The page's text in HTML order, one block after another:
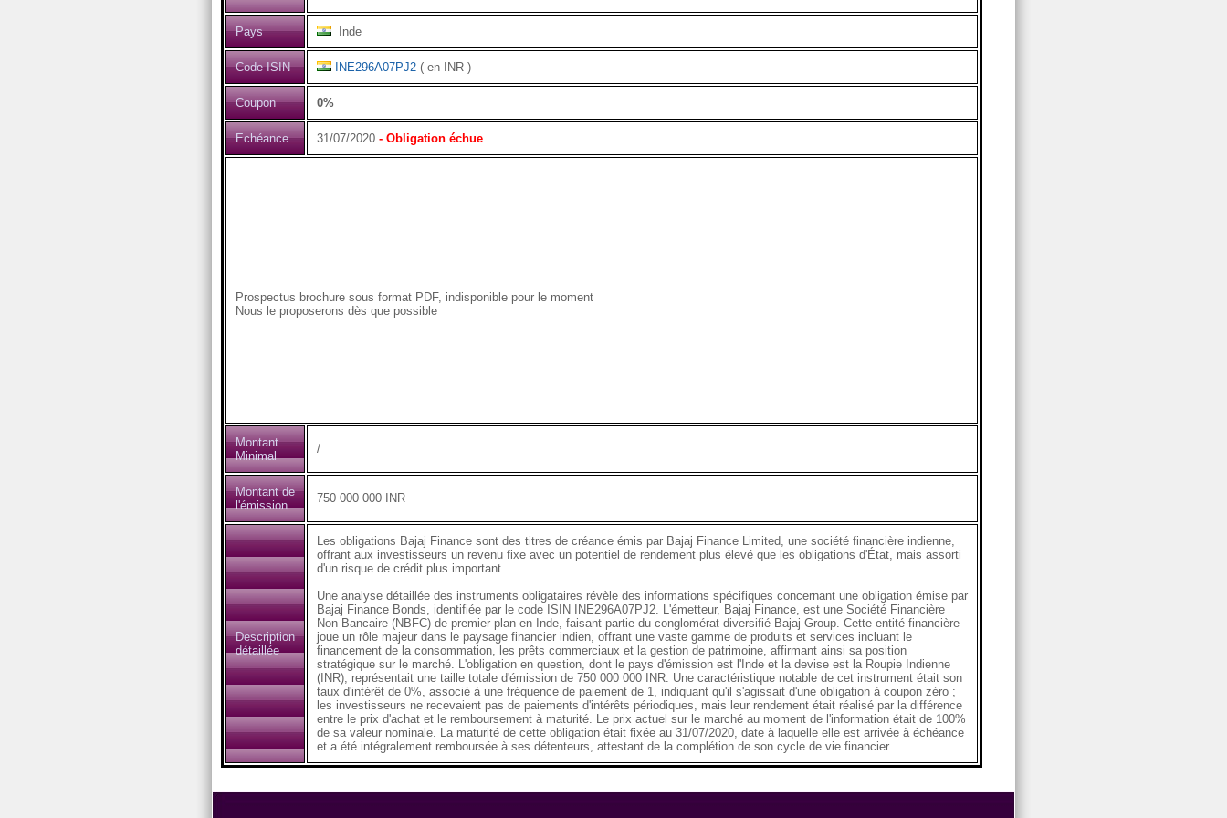
Pays Inde
Code ISIN INE296A07PJ2( en INR )
Coupon 0%
Echéance 31/07/2020- Obligation échue
Prospectus brochure sous format PDF, indisponible pour le moment
Nous le proposerons dès que possible
Montant
Minimal
/
Montant de
l'émission
750 000 000 INR
Description
détaillée
Les obligations Bajaj Finance sont des titres de créance émis par Bajaj Finance Limited, une société financière indienne,
offrant aux investisseurs un revenu fixe avec un potentiel de rendement plus élevé que les obligations d'État, mais assorti
d'un risque de crédit plus important.
Une analyse détaillée des instruments obligataires révèle des informations spécifiques concernant une obligation émise par
Bajaj Finance Bonds, identifiée par le code ISIN INE296A07PJ2. L'émetteur, Bajaj Finance, est une Société Financière
Non Bancaire (NBFC) de premier plan en Inde, faisant partie du conglomérat diversifié Bajaj Group. Cette entité financière
joue un rôle majeur dans le paysage financier indien, offrant une vaste gamme de produits et services incluant le
financement de la consommation, les prêts commerciaux et la gestion de patrimoine, affirmant ainsi sa position
stratégique sur le marché. L'obligation en question, dont le pays d'émission est l'Inde et la devise est la Roupie Indienne
(INR), représentait une taille totale d'émission de 750 000 000 INR. Une caractéristique notable de cet instrument était son
taux d'intérêt de 0%, associé à une fréquence de paiement de 1, indiquant qu'il s'agissait d'une obligation à coupon zéro ;
les investisseurs ne recevaient pas de paiements d'intérêts périodiques, mais leur rendement était réalisé par la différence
entre le prix d'achat et le remboursement à maturité. Le prix actuel sur le marché au moment de l'information était de 100%
de sa valeur nominale. La maturité de cette obligation était fixée au 31/07/2020, date à laquelle elle est arrivée à échéance
et a été intégralement remboursée à ses détenteurs, attestant de la complétion de son cycle de vie financier.